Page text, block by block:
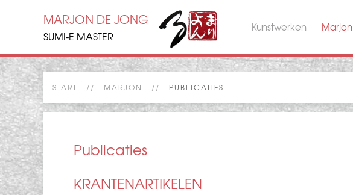
MARJON DE JONG
SUMI-E MASTER
Kunstwerken Marjon
START MARJON PUBLICATIES
Publicaties
KRANTENARTIKELEN